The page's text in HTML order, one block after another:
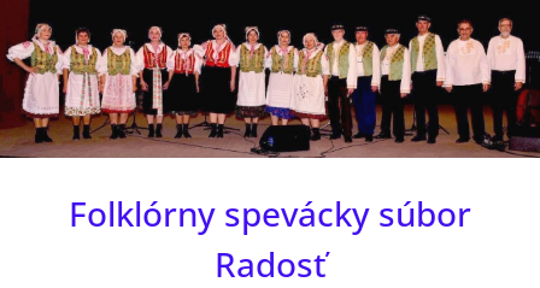
to
content
Folklórny spevácky súbor
Radosť